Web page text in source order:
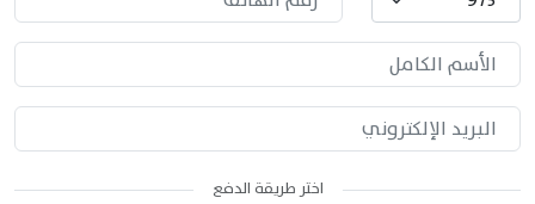
الأسم الكامل
البريد الإلكتروني
اختر طريقة الدفع